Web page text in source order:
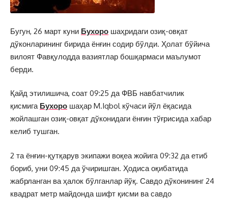
Бугун, 26 март куни Бухоро шаҳридаги озиқ-овқат
дўконларининг бирида ёнғин содир бўлди. Ҳолат бўйича
вилоят Фавқулодда вазиятлар бошқармаси маълумот
берди.
Қайд этилишича, соат 09:25 да ФВБ навбатчилик
қисмига Бухоро шаҳар M.Iqbol кўчаси йўл ёқасида
жойлашган озиқ-овқат дўконидаги ёнғин тўғрисида хабар
келиб тушган.
2 та ёнғин-қутқарув экипажи воқеа жойига 09:32 да етиб
бориб, уни 09:45 да ўчиришган. Ҳодиса оқибатида
жабрланган ва ҳалок бўлганлар йўқ. Савдо дўконининг 24
квадрат метр майдонда шифт қисми ва савдо